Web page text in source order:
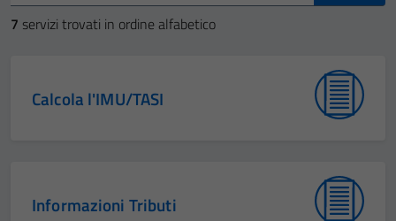
7 servizi trovati in ordine alfabetico
Calcola l'IMU/TASI
Informazioni Tributi